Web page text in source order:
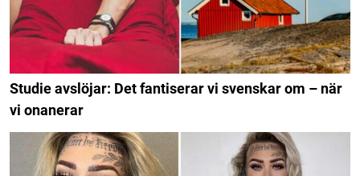
Studie avslöjar: Det fantiserar vi svenskar om – när
vi onanerar